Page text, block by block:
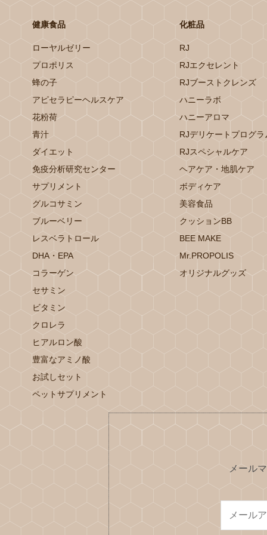
健康食品
ローヤルゼリー
プロポリス
蜂の子
アピセラピーヘルスケア
花粉荷
青汁
ダイエット
免疫分析研究センター
サプリメント
グルコサミン
ブルーベリー
レスベラトロール
DHA・EPA
コラーゲン
セサミン
ビタミン
クロレラ
ヒアルロン酸
豊富なアミノ酸
お試しセット
ペットサプリメント
化粧品
RJ
RJエクセレント
RJブーストクレンズ
ハニーラボ
ハニーアロマ
RJデリケートプログラ
RJスペシャルケア
ヘアケア・地肌ケア
ボディケア
美容食品
クッションBB
BEE MAKE
Mr.PROPOLIS
オリジナルグッズ
メール